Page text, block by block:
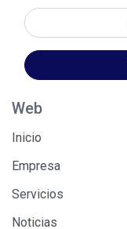
Web
Inicio
Empresa
Servicios
Noticias